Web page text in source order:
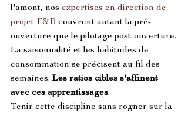
l'amont, nos expertises en direction de
projet F&B couvrent autant la pré-
ouverture que le pilotage post-ouverture.
La saisonnalité et les habitudes de
consommation se précisent au fil des
semaines. Les ratios cibles s'affinent
avec ces apprentissages.
Tenir cette discipline sans rogner sur la